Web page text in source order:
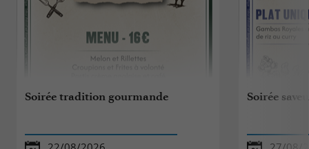
Soirée tradition gourmande Soirée